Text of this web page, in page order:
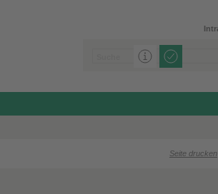
Seite drucken